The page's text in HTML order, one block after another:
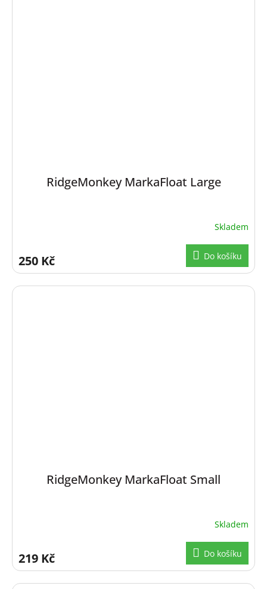
RidgeMonkey MarkaFloat Large
Skladem
250 Kč Do košíku
RidgeMonkey MarkaFloat Small
Skladem
219 Kč Do košíku